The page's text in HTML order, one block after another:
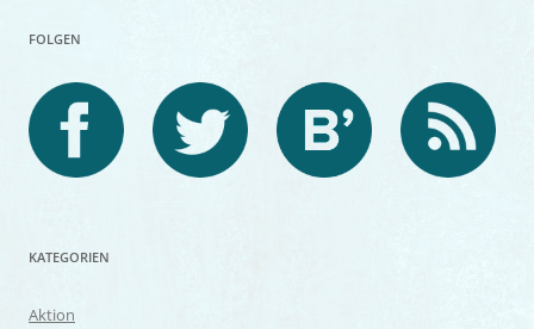
FOLGEN
KATEGORIEN
Aktion